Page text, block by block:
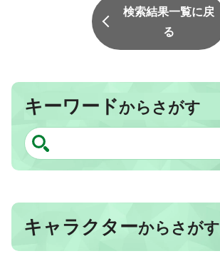
検索結果一覧に戻
る
キーワードからさがす
キャラクターからさがす